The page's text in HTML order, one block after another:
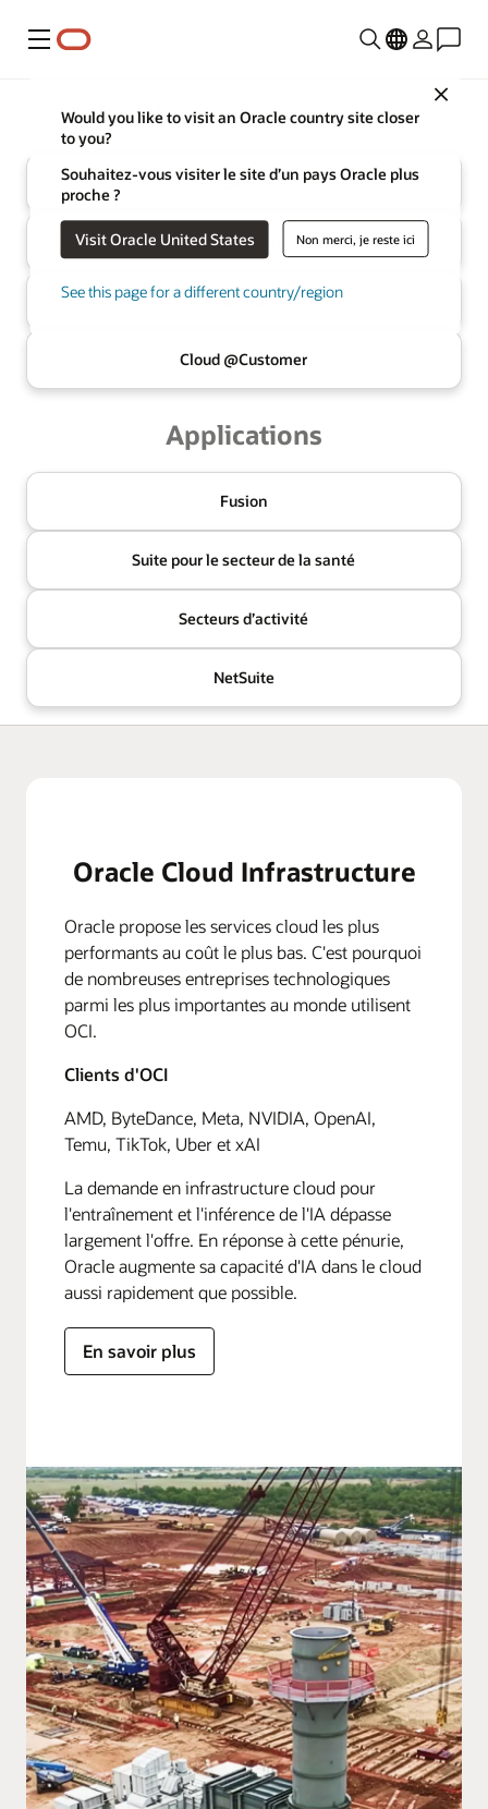
Menu
Close
Would you like to visit an Oracle country site closer
to you?
Souhaitez-vous visiter le site d’un pays Oracle plus
proche ?
Visit Oracle United States Non merci, je reste ici
See this page for a different country/region
Oracle Infrastructure
Cloud
Base de données IA multicloud
AI DataPlatform
Cloud @Customer
Applications
Fusion
Suite pour le secteur de la santé
Secteurs d’activité
NetSuite
Oracle Cloud Infrastructure
Oracle propose les services cloud les plus
performants au coût le plus bas. C'est pourquoi
de nombreuses entreprises technologiques
parmi les plus importantes au monde utilisent
OCI.
Clients d'OCI
AMD, ByteDance, Meta, NVIDIA, OpenAI,
Temu, TikTok, Uber et xAI
La demande en infrastructure cloud pour
l'entraînement et l'inférence de l'IA dépasse
largement l'offre. En réponse à cette pénurie,
Oracle augmente sa capacité d'IA dans le cloud
aussi rapidement que possible.
En savoir plus